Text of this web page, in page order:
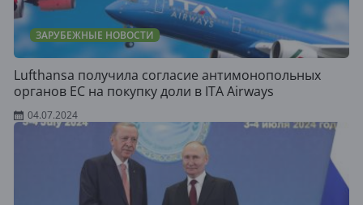
ЗАРУБЕЖНЫЕ НОВОСТИ
Lufthansa получила согласие антимонопольных
органов ЕС на покупку доли в ITA Airways
04.07.2024